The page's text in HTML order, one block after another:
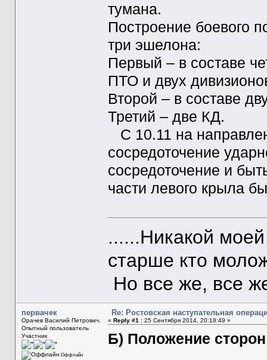
тумана.
Построение боевого
три эшелона:
Первый – в составе
ПТО и двух
Второй – в составе
Третий – две КД.
С 10.11 на
сосредоточение
сосредоточение и
части левого крыла
......Никакой
старше кто
Но все же, все
первачек
Орачев Василий Петрович.
Опытный пользователь
Участник
Оффлайн
Re: Ростовская наступательная
« Reply #1 :25 Сентября 2014, 20:18:49 »
Б) Положение сторон